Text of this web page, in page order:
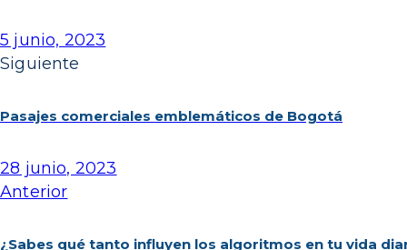
5 junio, 2023
Siguiente
Pasajes comerciales emblemáticos de Bogotá
28 junio, 2023
Anterior
¿Sabes qué tanto influyen los algoritmos en tu vida